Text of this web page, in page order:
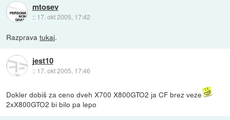
mtosev
:: 17. okt 2005, 17:42
Razpravatukaj.
jest10
:: 17. okt 2005, 17:46
Dokler dobiš za ceno dveh X700 X800GTO2 ja CF brez veze
2xX800GTO2 bi bilo pa lepo